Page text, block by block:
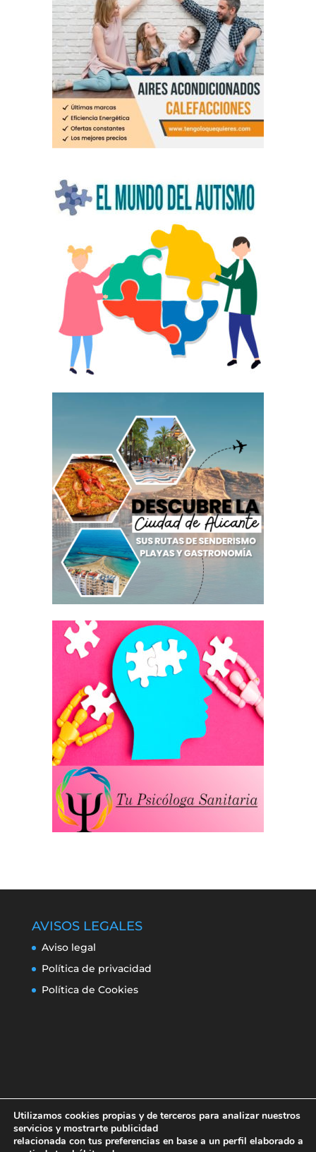
AVISOS LEGALES
Aviso legal
Política de privacidad
Política de Cookies
Utilizamos cookies propias y de terceros para analizar nuestros
servicios y mostrarte publicidad
relacionada con tus preferencias en base a un perfil elaborado a